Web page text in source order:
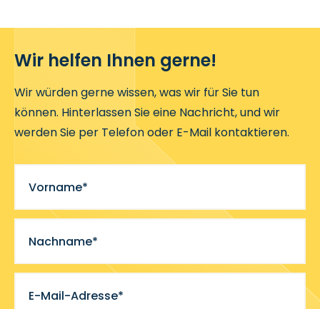
Wir helfen Ihnen gerne!
Wir würden gerne wissen, was wir für Sie tun
können. Hinterlassen Sie eine Nachricht, und wir
werden Sie per Telefon oder E-Mail kontaktieren.
Vorname*
Nachname*
E-Mail-Adresse*